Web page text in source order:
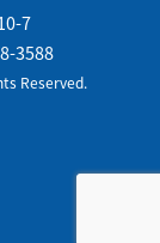
7
3588
Reserved.